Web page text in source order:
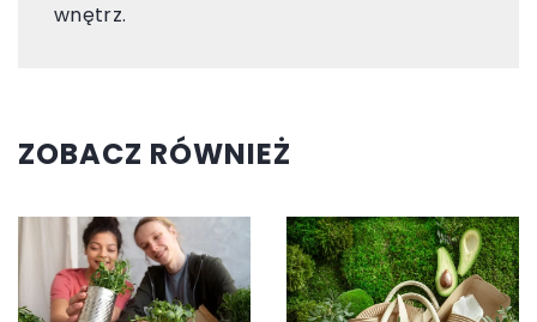
wnętrz.
ZOBACZ RÓWNIEŻ